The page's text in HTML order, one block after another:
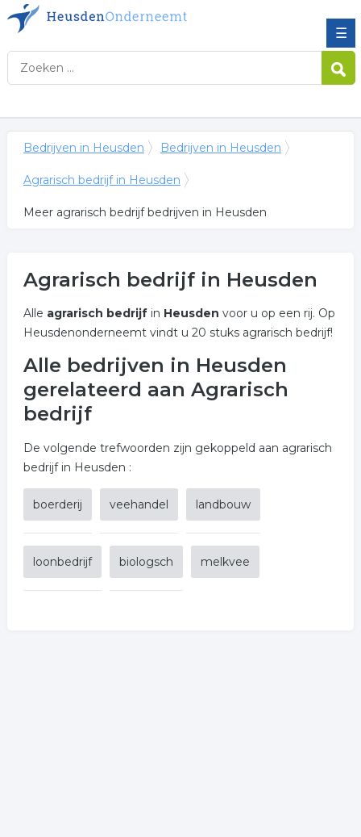
☰
Bedrijven in Heusden Bedrijven in Heusden
Agrarisch bedrijf in Heusden
Meer agrarisch bedrijf bedrijven in Heusden
Agrarisch bedrijf in Heusden
Alle agrarisch bedrijfin Heusden voor u op een rij. Op
Heusdenonderneemt vindt u 20 stuks agrarisch bedrijf!
Alle bedrijven in Heusden
gerelateerd aan Agrarisch
bedrijf
De volgende trefwoorden zijn gekoppeld aan agrarisch
bedrijf in Heusden :
boerderij veehandel landbouw
loonbedrijf biologsch melkvee